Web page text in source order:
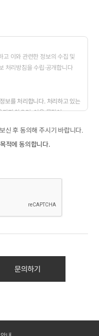
고 이와 관련한 정보의 수집 및
처리방침을 수립·공개합니다
보를 처리합니다. 처리하고 있는
지 않으며, 이용 목적이
을 목적으로 개인정보를
처리하고 있습니다.
·이용기간 또는 이용자로부터
다.
신 후 동의해 주시기 바랍니다.
적에 동의합니다.
문의하기